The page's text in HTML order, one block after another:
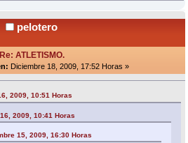
pelotero
Re: ATLETISMO.
Diciembre 18, 2009, 17:52 Horas »
2009, 10:51 Horas
2009, 10:41 Horas
15, 2009, 16:30 Horas